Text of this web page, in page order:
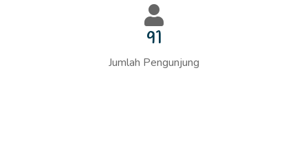
95
Jumlah Pengunjung